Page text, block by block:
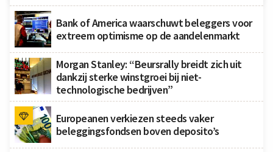
Bank of America waarschuwt beleggers voor
extreem optimisme op de aandelenmarkt
Morgan Stanley: “Beursrally breidt zich uit
dankzij sterke winstgroei bij niet-
technologische bedrijven”
Europeanen verkiezen steeds vaker
beleggingsfondsen boven deposito’s